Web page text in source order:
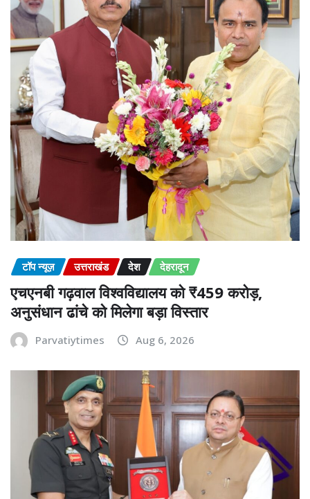
टॉप न्यूज़ उत्तराखंड देश देहरादून
एचएनबी गढ़वाल विश्वविद्यालय को ₹459 करोड़,
अनुसंधान ढांचे को मिलेगा बड़ा विस्तार
Parvatiytimes Aug 6, 2026